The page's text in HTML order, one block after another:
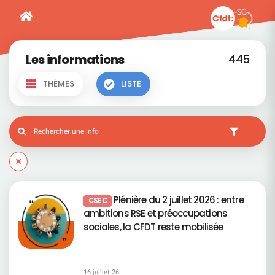
Les informations 445
THÈMES LISTE
CSEC Plénière du 2 juillet 2026 : entre
ambitions RSE et préoccupations
sociales, la CFDT reste mobilisée
16 juillet 26